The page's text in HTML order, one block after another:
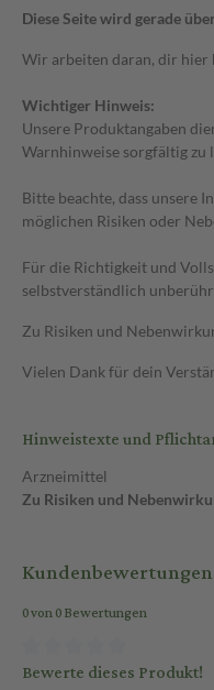
Diese Seite wird gerade
Wir arbeiten daran, dir hier
Wichtiger Hinweis:
Unsere Produktangaben
Warnhinweise sorgfältig zu
Bitte beachte, dass unsere
möglichen Risiken oder
Für die Richtigkeit und
selbstverständlich
Zu Risiken und
Vielen Dank für dein
Hinweistexte und
Arzneimittel
Zu Risiken und
0 von 0 Bewertungen
Bewerte dieses Produkt!